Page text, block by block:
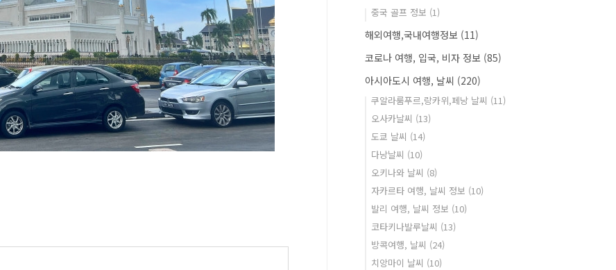
중국 골프 정보 (1)
해외여행,국내여행정보 (11)
코로나 여행, 입국, 비자 정보 (85)
아시아도시 여행, 날씨 (220)
쿠알라룸푸르,랑카위,페낭 날씨 (11)
오사카날씨 (13)
도쿄 날씨 (14)
다낭날씨 (10)
오키나와 날씨 (8)
자카르타 여행, 날씨 정보 (10)
발리 여행, 날씨 정보 (10)
코타키나발루날씨 (13)
방콕여행, 날씨 (24)
치앙마이 날씨 (10)